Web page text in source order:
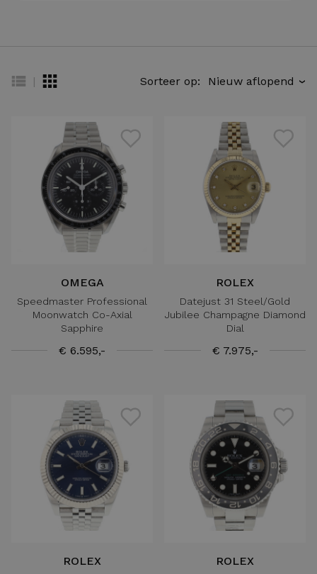
| Sorteer op: ›
OMEGA
Speedmaster Professional
Moonwatch Co-Axial
Sapphire
€ 6.595,-
ROLEX
Datejust 31 Steel/Gold
Jubilee Champagne Diamond
Dial
€ 7.975,-
ROLEX ROLEX